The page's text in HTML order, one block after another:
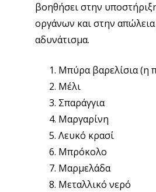
βοηθήσει στην
οργάνων και στην
αδυνάτισμα.
Μπύρα βαρελίσια (η
Μέλι
Σπαράγγια
Μαργαρίνη
Λευκό κρασί
Μπρόκολο
Μαρμελάδα
Μεταλλικό νερό